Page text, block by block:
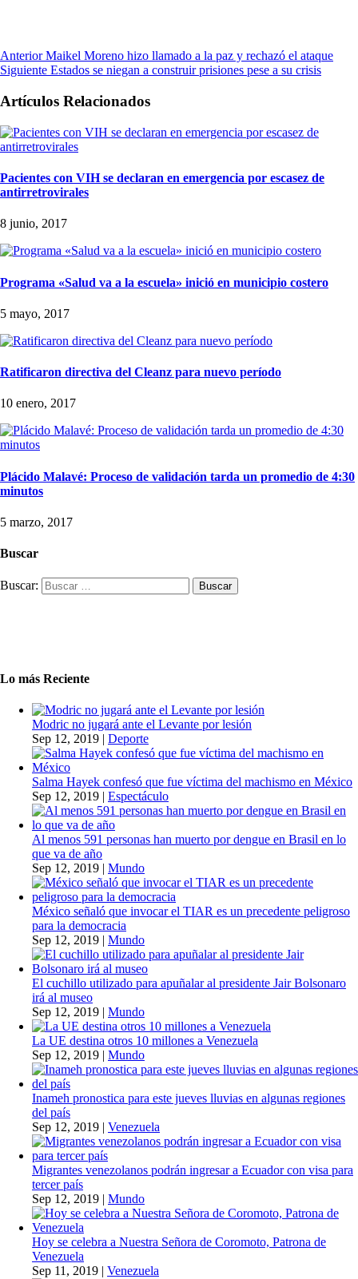
Anterior Maikel Moreno hizo llamado a la paz y rechazó el ataque
Siguiente Estados se niegan a construir prisiones pese a su crisis
Artículos Relacionados
Pacientes con VIH se declaran en emergencia por escasez de
antirretrovirales
8 junio, 2017
Programa «Salud va a la escuela» inició en municipio costero
5 mayo, 2017
Ratificaron directiva del Cleanz para nuevo período
10 enero, 2017
Plácido Malavé: Proceso de validación tarda un promedio de 4:30
minutos
5 marzo, 2017
Buscar
Buscar:
Lo más Reciente
Modric no jugará ante el Levante por lesión
Sep 12, 2019 | Deporte
Salma Hayek confesó que fue víctima del machismo en México
Sep 12, 2019 | Espectáculo
Al menos 591 personas han muerto por dengue en Brasil en lo
que va de año
Sep 12, 2019 | Mundo
México señaló que invocar el TIAR es un precedente peligroso
para la democracia
Sep 12, 2019 | Mundo
El cuchillo utilizado para apuñalar al presidente Jair Bolsonaro
irá al museo
Sep 12, 2019 | Mundo
La UE destina otros 10 millones a Venezuela
Sep 12, 2019 | Mundo
Inameh pronostica para este jueves lluvias en algunas regiones
del país
Sep 12, 2019 | Venezuela
Migrantes venezolanos podrán ingresar a Ecuador con visa para
tercer país
Sep 12, 2019 | Mundo
Hoy se celebra a Nuestra Señora de Coromoto, Patrona de
Venezuela
Sep 11, 2019 | Venezuela